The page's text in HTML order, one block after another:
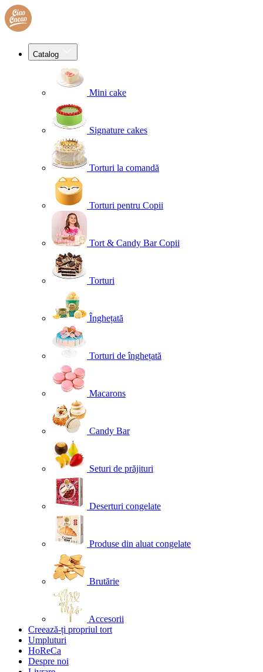
Catalog
Mini cake
Signature cakes
Torturi la comandă
Torturi pentru Copii
Tort & Candy Bar Copii
Torturi
Înghețată
Torturi de înghețată
Macarons
Candy Bar
Seturi de prăjituri
Deserturi congelate
Produse din aluat congelate
Brutărie
Accesorii
Creează-ți propriul tort
Umpluturi
HoReCa
Despre noi